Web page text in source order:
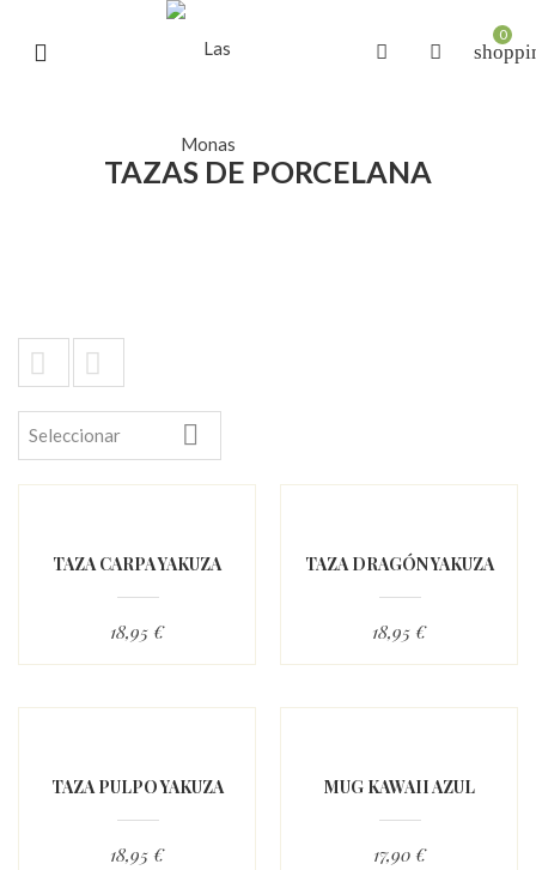
0
TAZAS DE PORCELANA
 
Seleccionar 
TAZA CARPA YAKUZA
18,95 €
TAZA DRAGÓN YAKUZA
18,95 €
TAZA PULPO YAKUZA
18,95 €
MUG KAWAII AZUL
17,90 €